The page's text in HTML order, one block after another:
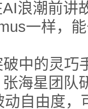
浪潮前讲
一样，
中的灵巧
海星团队
自由度